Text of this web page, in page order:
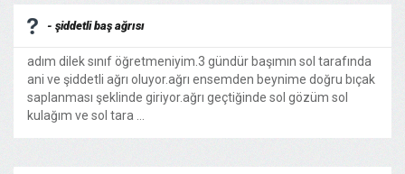
- şiddetli baş ağrısı
adım dilek sınıf öğretmeniyim.3 gündür başımın sol tarafında
ani ve şiddetli ağrı oluyor.ağrı ensemden beynime doğru bıçak
saplanması şeklinde giriyor.ağrı geçtiğinde sol gözüm sol
kulağım ve sol tara ...